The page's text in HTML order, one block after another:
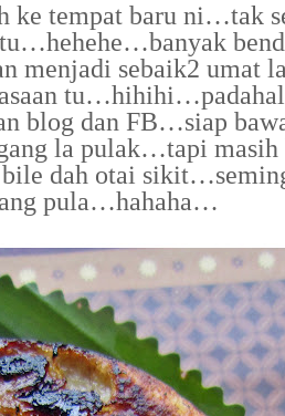
ke tempat baru ni…tak
menjadi sebaik2 umat
blog dan FB…siap
la pulak…tapi
dah otai
pula…hahaha…